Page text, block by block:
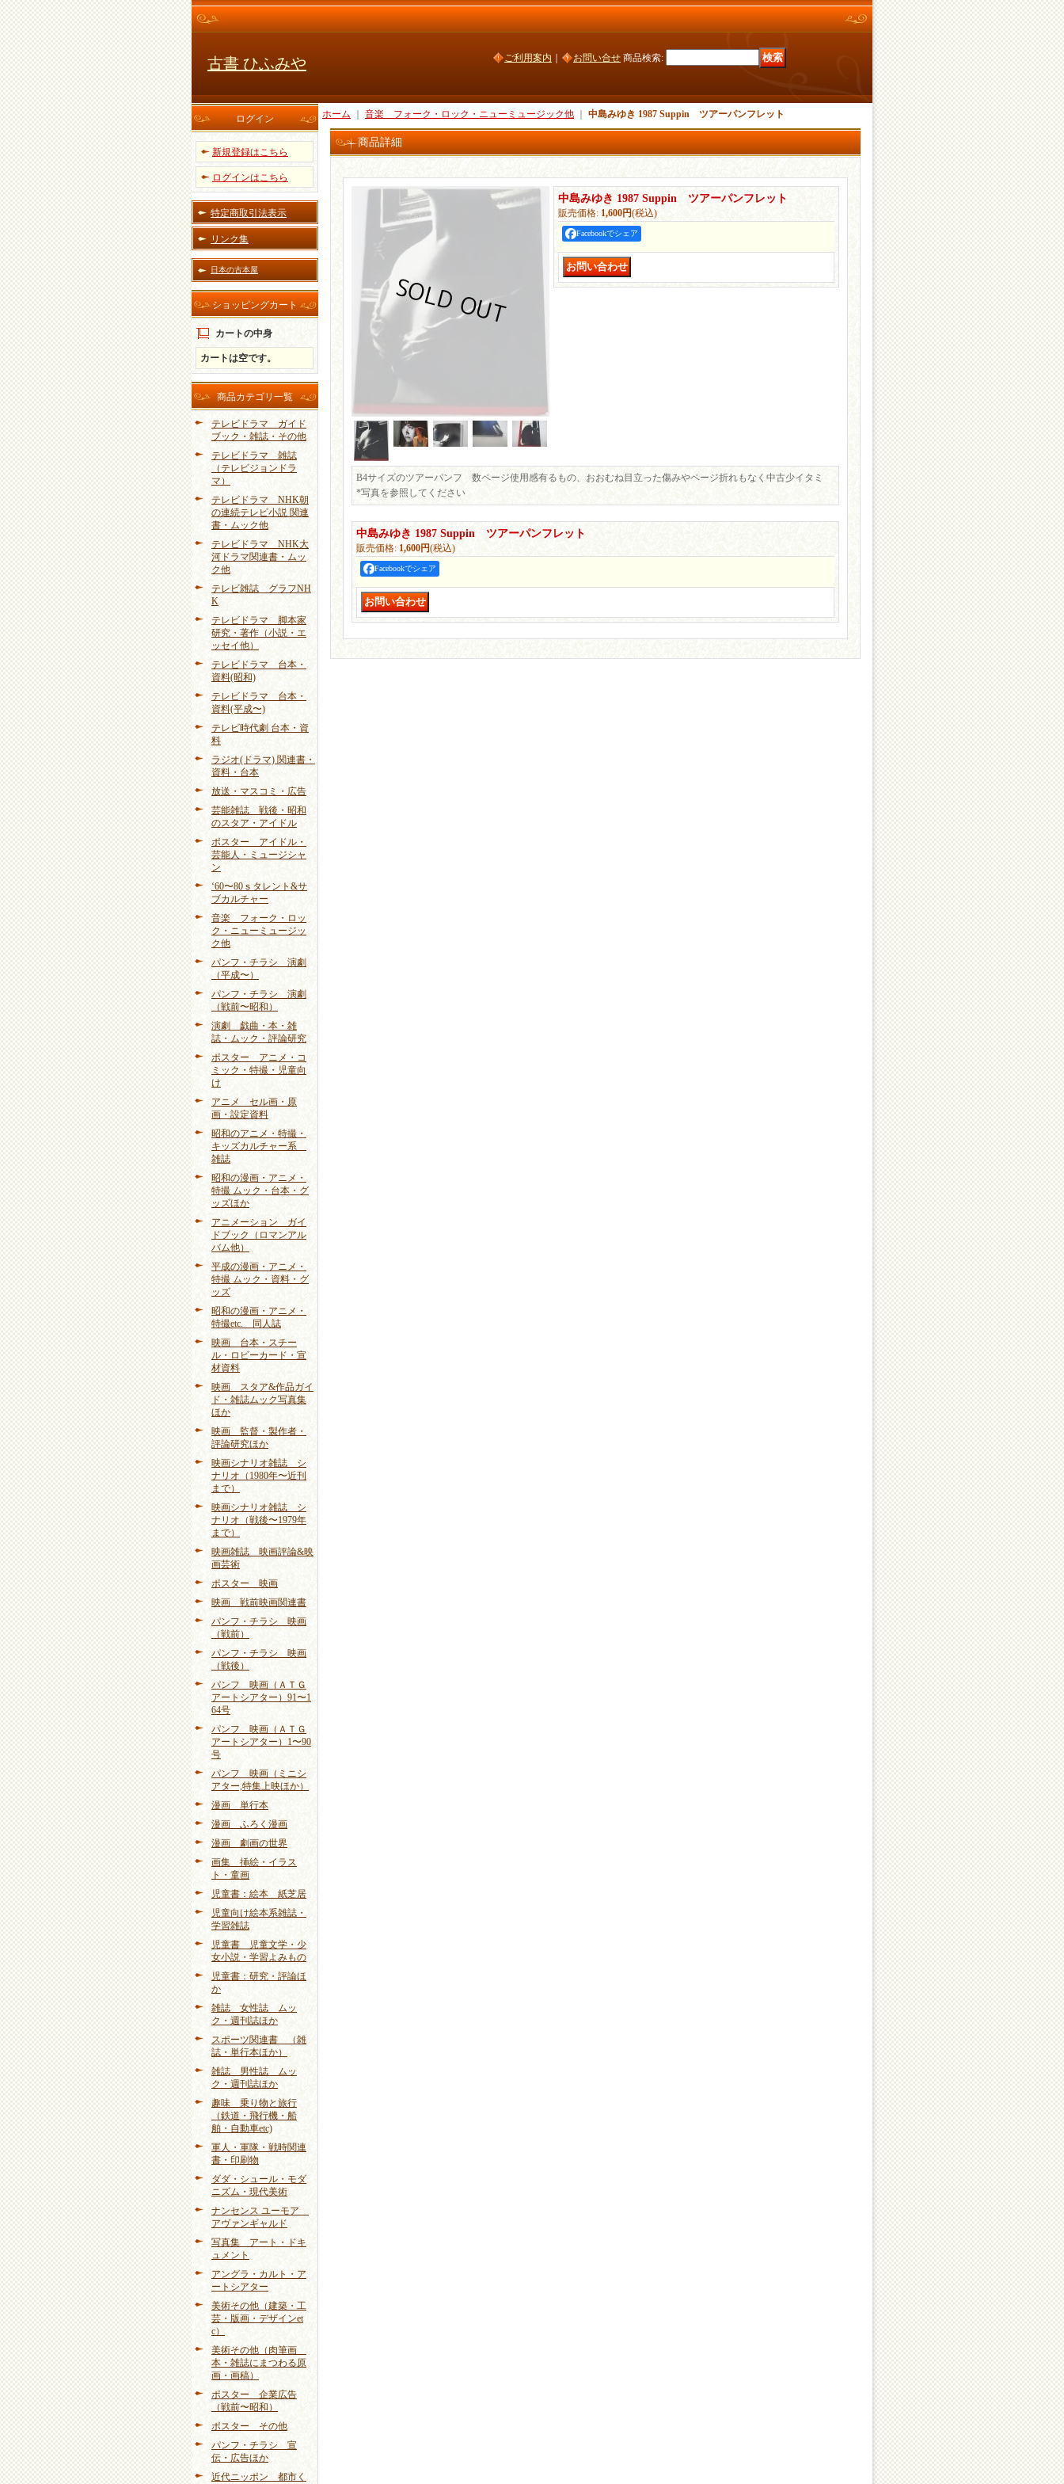
古書 ひふみや ご利用案内 お問い合せ 商品検索:
ログイン
新規登録はこちら
ログインはこちら
特定商取引法表示
リンク集
日本の古本屋
ショッピングカート
カートの中身
カートは空です。
商品カテゴリ一覧
テレビドラマ ガイド
ブック・雑誌・その他
テレビドラマ 雑誌
（テレビジョンドラ
マ）
テレビドラマ NHK朝
の連続テレビ小説 関連
書・ムック他
テレビドラマ NHK大
河ドラマ関連書・ムッ
ク他
テレビ雑誌 グラフNH
K
テレビドラマ 脚本家
研究・著作（小説・エ
ッセイ他）
テレビドラマ 台本・
資料(昭和)
テレビドラマ 台本・
資料(平成〜)
テレビ時代劇 台本・資
料
ラジオ(ドラマ) 関連書・
資料・台本
放送・マスコミ・広告
芸能雑誌 戦後・昭和
のスタア・アイドル
ポスター アイドル・
芸能人・ミュージシャ
ン
‘60〜80ｓタレント&サ
ブカルチャー
音楽 フォーク・ロッ
ク・ニューミュージッ
ク他
パンフ・チラシ 演劇
（平成〜）
パンフ・チラシ 演劇
（戦前〜昭和）
演劇 戯曲・本・雑
誌・ムック・評論研究
ポスター アニメ・コ
ミック・特撮・児童向
け
アニメ セル画・原
画・設定資料
昭和のアニメ・特撮・
キッズカルチャー系
雑誌
昭和の漫画・アニメ・
特撮 ムック・台本・グ
ッズほか
アニメーション ガイ
ドブック（ロマンアル
バム他）
平成の漫画・アニメ・
特撮 ムック・資料・グ
ッズ
昭和の漫画・アニメ・
特撮etc. 同人誌
映画 台本・スチー
ル・ロビーカード・宣
材資料
映画 スタア&作品ガイ
ド・雑誌ムック写真集
ほか
映画 監督・製作者・
評論研究ほか
映画シナリオ雑誌 シ
ナリオ（1980年〜近刊
まで）
映画シナリオ雑誌 シ
ナリオ（戦後〜1979年
まで）
映画雑誌 映画評論&映
画芸術
ポスター 映画
映画 戦前映画関連書
パンフ・チラシ 映画
（戦前）
パンフ・チラシ 映画
（戦後）
パンフ 映画（ＡＴＧ
アートシアター）91〜1
64号
パンフ 映画（ＡＴＧ
アートシアター）1〜90
号
パンフ 映画（ミニシ
アター,特集上映ほか）
漫画 単行本
漫画 ふろく漫画
漫画 劇画の世界
画集 挿絵・イラス
ト・童画
児童書：絵本 紙芝居
児童向け絵本系雑誌・
学習雑誌
児童書 児童文学・少
女小説・学習よみもの
児童書：研究・評論ほ
か
雑誌 女性誌 ムッ
ク・週刊誌ほか
スポーツ関連書 （雑
誌・単行本ほか）
雑誌 男性誌 ムッ
ク・週刊誌ほか
趣味 乗り物と旅行
（鉄道・飛行機・船
舶・自動車etc)
軍人・軍隊・戦時関連
書・印刷物
ダダ・シュール・モダ
ニズム・現代美術
ナンセンス ユーモア
アヴァンギャルド
写真集 アート・ドキ
ュメント
アングラ・カルト・ア
ートシアター
美術その他（建築・工
芸・版画・デザインet
c）
美術その他（肉筆画
本・雑誌にまつわる原
画・画稿）
ポスター 企業広告
（戦前〜昭和）
ポスター その他
パンフ・チラシ 宣
伝・広告ほか
近代ニッポン 都市く
ホーム 音楽 フォーク・ロック・ニューミュージック他 中島みゆき 1987 Suppin ツアーパンフレット
商品詳細
中島みゆき 1987 Suppin ツアーパンフレット
販売価格: 1,600円(税込)
Facebookでシェア
B4サイズのツアーパンフ 数ページ使用感有るもの、おおむね目立った傷みやページ折れもなく中古少イタミ
*写真を参照してください
中島みゆき 1987 Suppin ツアーパンフレット
販売価格: 1,600円(税込)
Facebookでシェア